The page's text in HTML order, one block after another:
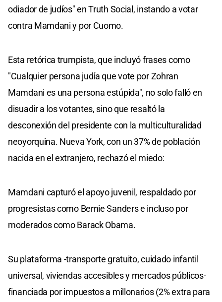
odiador de judíos" en Truth Social, instando a votar
contra Mamdani y por Cuomo.
Esta retórica trumpista, que incluyó frases como
"Cualquier persona judía que vote por Zohran
Mamdani es una persona estúpida", no solo falló en
disuadir a los votantes, sino que resaltó la
desconexión del presidente con la multiculturalidad
neoyorquina. Nueva York, con un 37% de población
nacida en el extranjero, rechazó el miedo:
Mamdani capturó el apoyo juvenil, respaldado por
progresistas como Bernie Sanders e incluso por
moderados como Barack Obama.
Su plataforma -transporte gratuito, cuidado infantil
universal, viviendas accesibles y mercados públicos-
financiada por impuestos a millonarios (2% extra para